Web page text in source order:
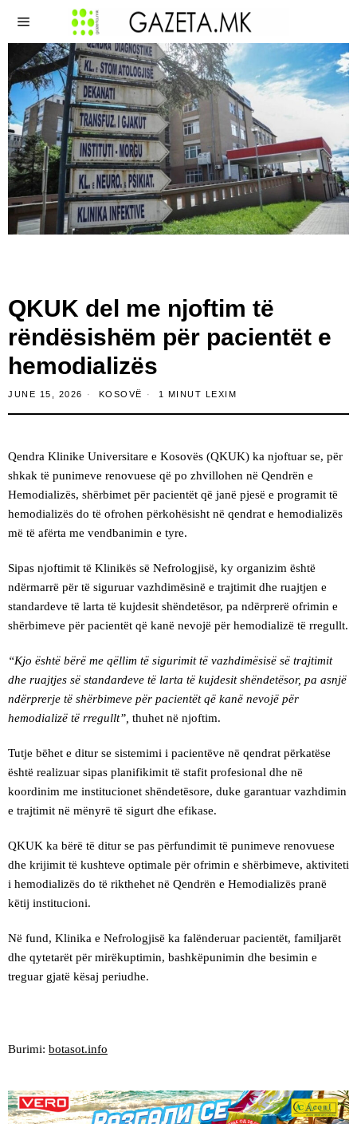
QKUK del me njoftim të
rëndësishëm për pacientët e
hemodializës
JUNE 15, 2026 KOSOVË 1 MINUT LEXIM
Qendra Klinike Universitare e Kosovës (QKUK) ka njoftuar se, për
shkak të punimeve renovuese që po zhvillohen në Qendrën e
Hemodializës, shërbimet për pacientët që janë pjesë e programit të
hemodializës do të ofrohen përkohësisht në qendrat e hemodializës
më të afërta me vendbanimin e tyre.
Sipas njoftimit të Klinikës së Nefrologjisë, ky organizim është
ndërmarrë për të siguruar vazhdimësinë e trajtimit dhe ruajtjen e
standardeve të larta të kujdesit shëndetësor, pa ndërprerë ofrimin e
shërbimeve për pacientët që kanë nevojë për hemodializë të rregullt.
“Kjo është bërë me qëllim të sigurimit të vazhdimësisë së trajtimit
dhe ruajtjes së standardeve të larta të kujdesit shëndetësor, pa asnjë
ndërprerje të shërbimeve për pacientët që kanë nevojë për
hemodializë të rregullt”, thuhet në njoftim.
Tutje bëhet e ditur se sistemimi i pacientëve në qendrat përkatëse
është realizuar sipas planifikimit të stafit profesional dhe në
koordinim me institucionet shëndetësore, duke garantuar vazhdimin
e trajtimit në mënyrë të sigurt dhe efikase.
QKUK ka bërë të ditur se pas përfundimit të punimeve renovuese
dhe krijimit të kushteve optimale për ofrimin e shërbimeve, aktiviteti
i hemodializës do të rikthehet në Qendrën e Hemodializës pranë
këtij institucioni.
Në fund, Klinika e Nefrologjisë ka falënderuar pacientët, familjarët
dhe qytetarët për mirëkuptimin, bashkëpunimin dhe besimin e
treguar gjatë kësaj periudhe.
Burimi: botasot.info